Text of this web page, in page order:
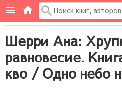
Шерри Ана:
равновесие.
кво / Одно небо